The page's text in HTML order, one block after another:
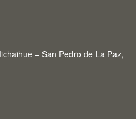
– San Pedro de La Paz,